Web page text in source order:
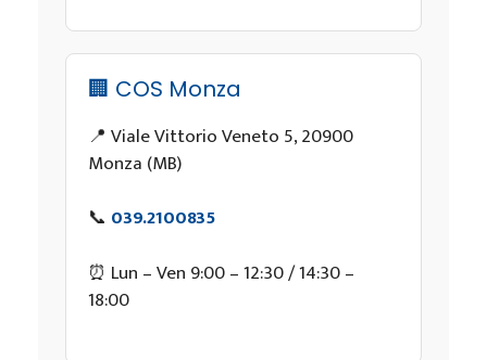
🏢 COS Monza
📍 Viale Vittorio Veneto 5, 20900
Monza (MB)
📞 039.2100835
⏰ Lun – Ven 9:00 – 12:30 / 14:30 –
18:00